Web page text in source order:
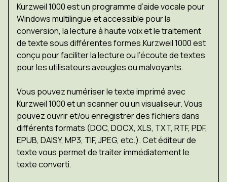
Kurzweil 1000 est un programme d’aide vocale pour
Windows multilingue et accessible pour la
conversion, la lecture à haute voix et le traitement
de texte sous différentes formes.Kurzweil 1000 est
conçu pour faciliter la lecture ou l’écoute de textes
pour les utilisateurs aveugles ou malvoyants.
Vous pouvez numériser le texte imprimé avec
Kurzweil 1000 et un scanner ou un visualiseur. Vous
pouvez ouvrir et/ou enregistrer des fichiers dans
différents formats (DOC, DOCX, XLS, TXT, RTF, PDF,
EPUB, DAISY, MP3, TIF, JPEG, etc.). Cet éditeur de
texte vous permet de traiter immédiatement le
texte converti.